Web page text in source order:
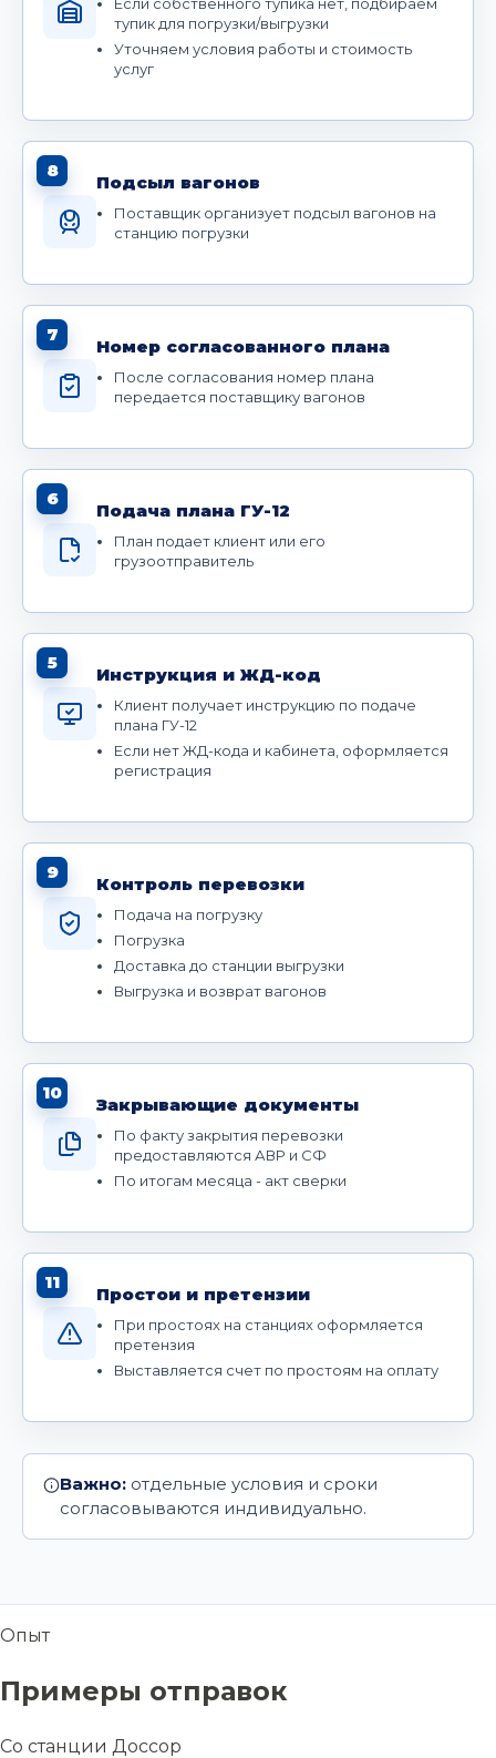
тупик для погрузки/выгрузки
Уточняем условия работы и стоимость
услуг
8
Подсыл вагонов
Поставщик организует подсыл вагонов на
станцию погрузки
7
Номер согласованного плана
После согласования номер плана
передается поставщику вагонов
6
Подача плана ГУ-12
План подает клиент или его
грузоотправитель
5
Инструкция и ЖД-код
Клиент получает инструкцию по подаче
плана ГУ-12
Если нет ЖД-кода и кабинета, оформляется
регистрация
9
Контроль перевозки
Подача на погрузку
Погрузка
Доставка до станции выгрузки
Выгрузка и возврат вагонов
10
Закрывающие документы
По факту закрытия перевозки
предоставляются АВР и СФ
По итогам месяца - акт сверки
11
Простои и претензии
При простоях на станциях оформляется
претензия
Выставляется счет по простоям на оплату
Важно: отдельные условия и сроки
согласовываются индивидуально.
Опыт
Примеры отправок
Со станции Доссор